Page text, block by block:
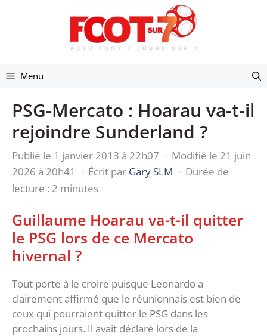
Menu
PSG-Mercato : Hoarau va-t-il
rejoindre Sunderland ?
Publié le 1 janvier 2013 à 22h07 · Modifié le 21 juin
2026 à 20h41
· Écrit par Gary SLM · Durée de
lecture : 2 minutes
Guillaume Hoarau va-t-il quitter
le PSG lors de ce Mercato
hivernal ?
Tout porte à le croire puisque Leonardo a
clairement affirmé que le réunionnais est bien de
ceux qui pourraient quitter le PSG dans les
prochains jours. Il avait déclaré lors de la